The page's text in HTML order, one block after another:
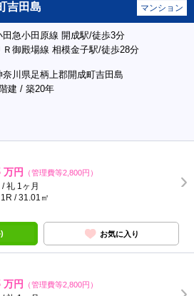
吉田島 マンション
田急小田原線 開成駅/徒歩3分
Ｒ御殿場線 相模金子駅/徒歩28分
奈川県足柄上郡開成町吉田島
建 / 築20年
万円 （管理費等2,800円）
礼 1ヶ月
/ 31.01㎡
お気に入り
万円 （管理費等2,800円）